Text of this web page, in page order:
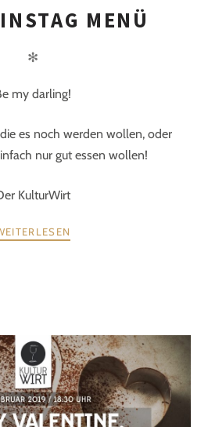
MENÜ
✻
my darling!
es noch werden wollen, oder
nur gut essen wollen!
KulturWirt